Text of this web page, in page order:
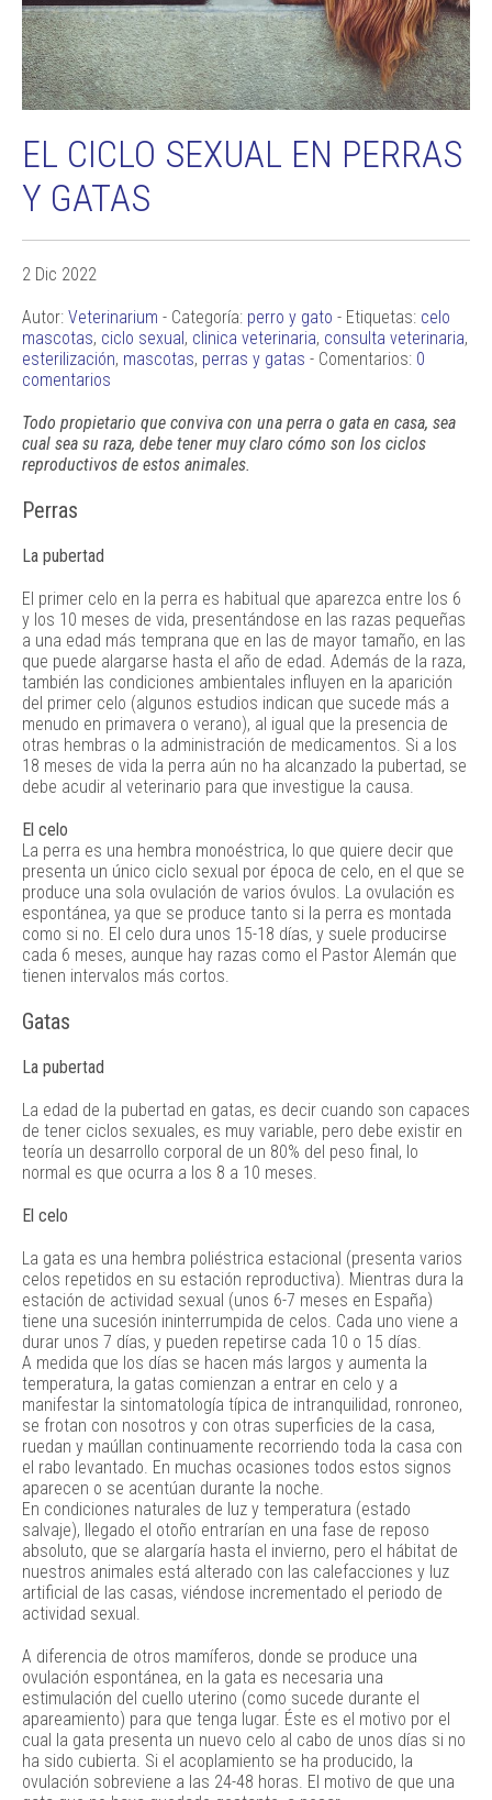
EL CICLO SEXUAL EN PERRAS
Y GATAS
2 Dic 2022
Autor: Veterinarium - Categoría: perro y gato - Etiquetas: celo
mascotas, ciclo sexual, clinica veterinaria, consulta veterinaria,
esterilización, mascotas, perras y gatas - Comentarios: 0
comentarios
Todo propietario que conviva con una perra o gata en casa, sea
cual sea su raza, debe tener muy claro cómo son los ciclos
reproductivos de estos animales.
Perras
La pubertad
El primer celo en la perra es habitual que aparezca entre los 6
y los 10 meses de vida, presentándose en las razas pequeñas
a una edad más temprana que en las de mayor tamaño, en las
que puede alargarse hasta el año de edad. Además de la raza,
también las condiciones ambientales influyen en la aparición
del primer celo (algunos estudios indican que sucede más a
menudo en primavera o verano), al igual que la presencia de
otras hembras o la administración de medicamentos. Si a los
18 meses de vida la perra aún no ha alcanzado la pubertad, se
debe acudir al veterinario para que investigue la causa.
El celo
La perra es una hembra monoéstrica, lo que quiere decir que
presenta un único ciclo sexual por época de celo, en el que se
produce una sola ovulación de varios óvulos. La ovulación es
espontánea, ya que se produce tanto si la perra es montada
como si no. El celo dura unos 15-18 días, y suele producirse
cada 6 meses, aunque hay razas como el Pastor Alemán que
tienen intervalos más cortos.
Gatas
La pubertad
La edad de la pubertad en gatas, es decir cuando son capaces
de tener ciclos sexuales, es muy variable, pero debe existir en
teoría un desarrollo corporal de un 80% del peso final, lo
normal es que ocurra a los 8 a 10 meses.
El celo
La gata es una hembra poliéstrica estacional (presenta varios
celos repetidos en su estación reproductiva). Mientras dura la
estación de actividad sexual (unos 6-7 meses en España)
tiene una sucesión ininterrumpida de celos. Cada uno viene a
durar unos 7 días, y pueden repetirse cada 10 o 15 días.
A medida que los días se hacen más largos y aumenta la
temperatura, la gatas comienzan a entrar en celo y a
manifestar la sintomatología típica de intranquilidad, ronroneo,
se frotan con nosotros y con otras superficies de la casa,
ruedan y maúllan continuamente recorriendo toda la casa con
el rabo levantado. En muchas ocasiones todos estos signos
aparecen o se acentúan durante la noche.
En condiciones naturales de luz y temperatura (estado
salvaje), llegado el otoño entrarían en una fase de reposo
absoluto, que se alargaría hasta el invierno, pero el hábitat de
nuestros animales está alterado con las calefacciones y luz
artificial de las casas, viéndose incrementado el periodo de
actividad sexual.
A diferencia de otros mamíferos, donde se produce una
ovulación espontánea, en la gata es necesaria una
estimulación del cuello uterino (como sucede durante el
apareamiento) para que tenga lugar. Éste es el motivo por el
cual la gata presenta un nuevo celo al cabo de unos días si no
ha sido cubierta. Si el acoplamiento se ha producido, la
ovulación sobreviene a las 24-48 horas. El motivo de que una